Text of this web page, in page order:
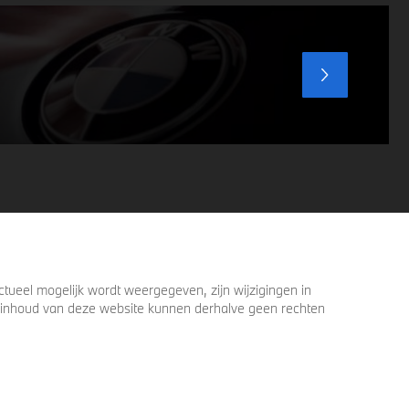
voordat u verder loopt.
mogelijk wordt weergegeven, zijn wijzigingen in
van deze website kunnen derhalve geen rechten